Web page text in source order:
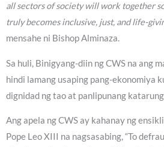
all sectors of society will work together
truly becomes inclusive, just, and life-
mensahe ni Bishop Alminaza.
Sa huli, Binigyang-diin ng CWS na ang
hindi lamang usaping pang-ekonomiya
dignidad ng tao at panlipunang
Ang apela ng CWS ay kahanay ng
Pope Leo XIII na nagsasabing, “To